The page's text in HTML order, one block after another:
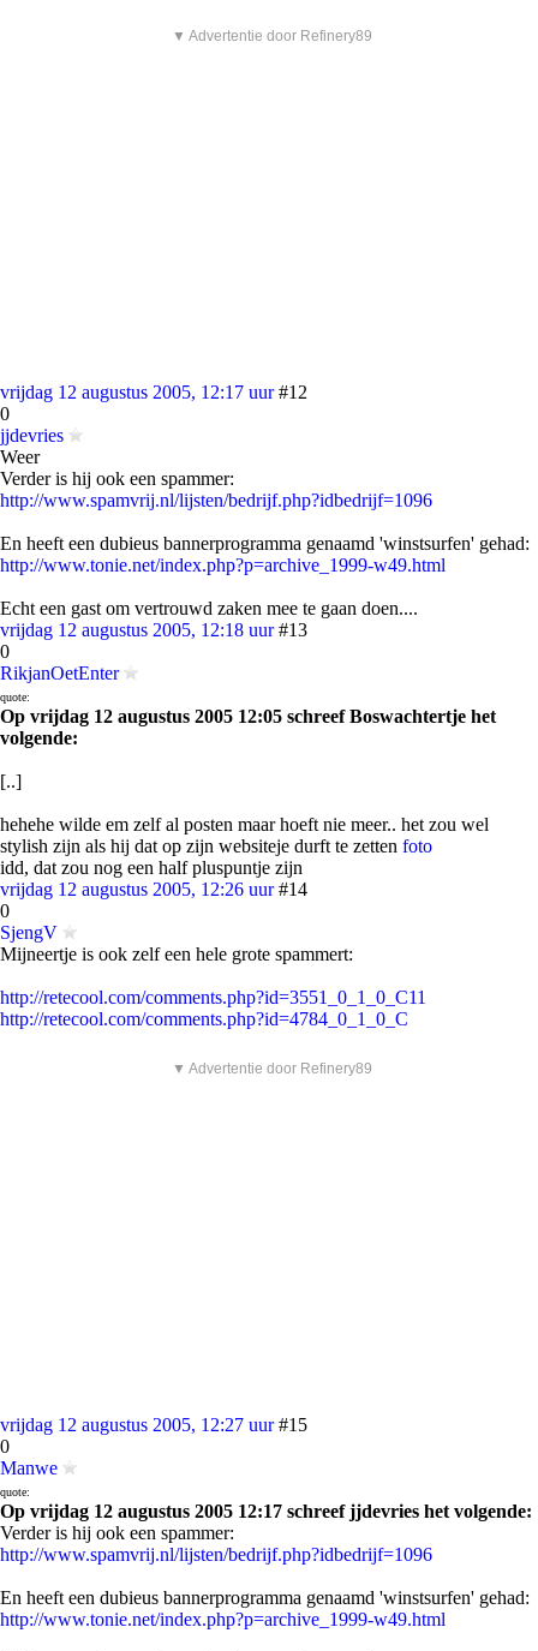
▼ Advertentie door Refinery89
vrijdag 12 augustus 2005, 12:17 uur #12
0
jjdevries
Weer
Verder is hij ook een spammer:
http://www.spamvrij.nl/lijsten/bedrijf.php?idbedrijf=1096
En heeft een dubieus bannerprogramma genaamd 'winstsurfen' gehad:
http://www.tonie.net/index.php?p=archive_1999-w49.html
Echt een gast om vertrouwd zaken mee te gaan doen....
vrijdag 12 augustus 2005, 12:18 uur #13
0
RikjanOetEnter
quote:
Op vrijdag 12 augustus 2005 12:05 schreef Boswachtertje het
volgende:
[..]
hehehe wilde em zelf al posten maar hoeft nie meer.. het zou wel
stylish zijn als hij dat op zijn websiteje durft te zetten foto
idd, dat zou nog een half pluspuntje zijn
vrijdag 12 augustus 2005, 12:26 uur #14
0
SjengV
Mijneertje is ook zelf een hele grote spammert:
http://retecool.com/comments.php?id=3551_0_1_0_C11
http://retecool.com/comments.php?id=4784_0_1_0_C
▼ Advertentie door Refinery89
vrijdag 12 augustus 2005, 12:27 uur #15
0
Manwe
quote:
Op vrijdag 12 augustus 2005 12:17 schreef jjdevries het volgende:
Verder is hij ook een spammer:
http://www.spamvrij.nl/lijsten/bedrijf.php?idbedrijf=1096
En heeft een dubieus bannerprogramma genaamd 'winstsurfen' gehad:
http://www.tonie.net/index.php?p=archive_1999-w49.html